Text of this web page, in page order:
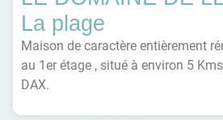
La plage
Maison de caractère entièrement
au 1er étage , situé à environ 5
DAX.